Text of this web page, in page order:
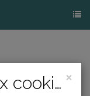
×
Politique relative aux cookies